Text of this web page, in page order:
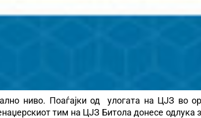
ниво. Поаѓајки од улогата на ЦЈЗ во
тим на ЦЈЗ Битола донесе одлука